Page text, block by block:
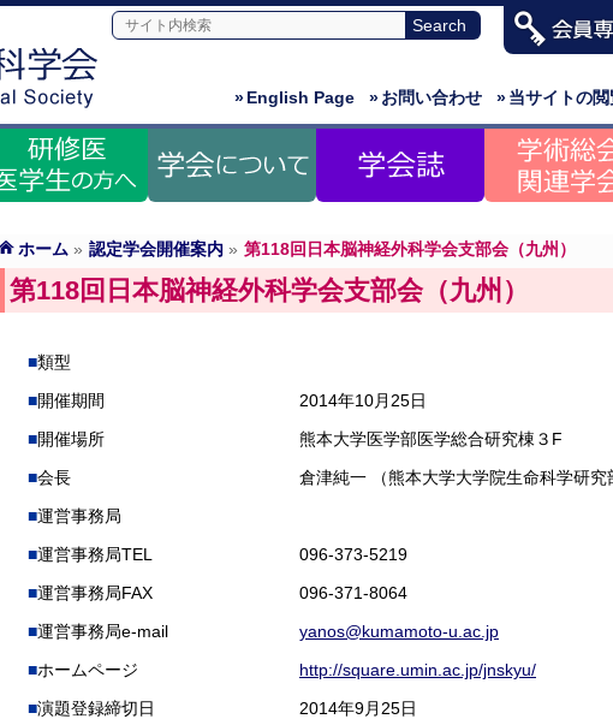
»当サイトの
»お問い合わせ
»English Page
ホーム » 認定学会開催案内 » 第118回日本脳神経外科学会支部会（九州）
第118回日本脳神経外科学会支部会（九州）
類型
開催期間
2014年10月25日
開催場所
熊本大学医学部医学総合研究棟３F
会長
倉津純一 （熊本大学大学院生命科学研
運営事務局
運営事務局TEL
096-373-5219
運営事務局FAX
096-371-8064
運営事務局e-mail
yanos@kumamoto-u.ac.jp
ホームページ
http://square.umin.ac.jp/jnskyu/
演題登録締切日
2014年9月25日